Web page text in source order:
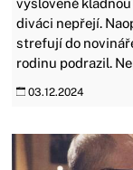
diváci nepřejí.
strefují do
rodinu podrazil.
03.12.2024